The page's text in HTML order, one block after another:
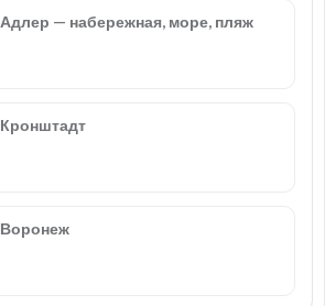
Адлер — набережная, море, пляж
Кронштадт
Воронеж